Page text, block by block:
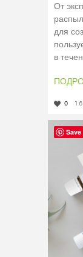
От
для
в
0
Save